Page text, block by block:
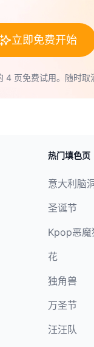
架，展示每个月。
装订成故事书，
立即免费开始
4 页免费试用。随时取
热门填色页
意大利脑
圣诞节
Kpop恶魔
花
独角兽
万圣节
汪汪队